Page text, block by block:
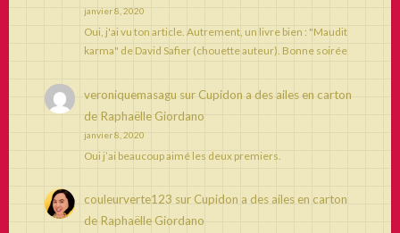
janvier 8, 2020
Oui, j'ai vu ton article. Autrement, un livre bien : "Maudit
karma" de David Safier (chouette auteur). Bonne soirée
veroniquemasagu sur Cupidon a des ailes en carton
de Raphaëlle Giordano
janvier 8, 2020
Oui j’ai beaucoup aimé les deux premiers.
couleurverte123 sur Cupidon a des ailes en carton
de Raphaëlle Giordano